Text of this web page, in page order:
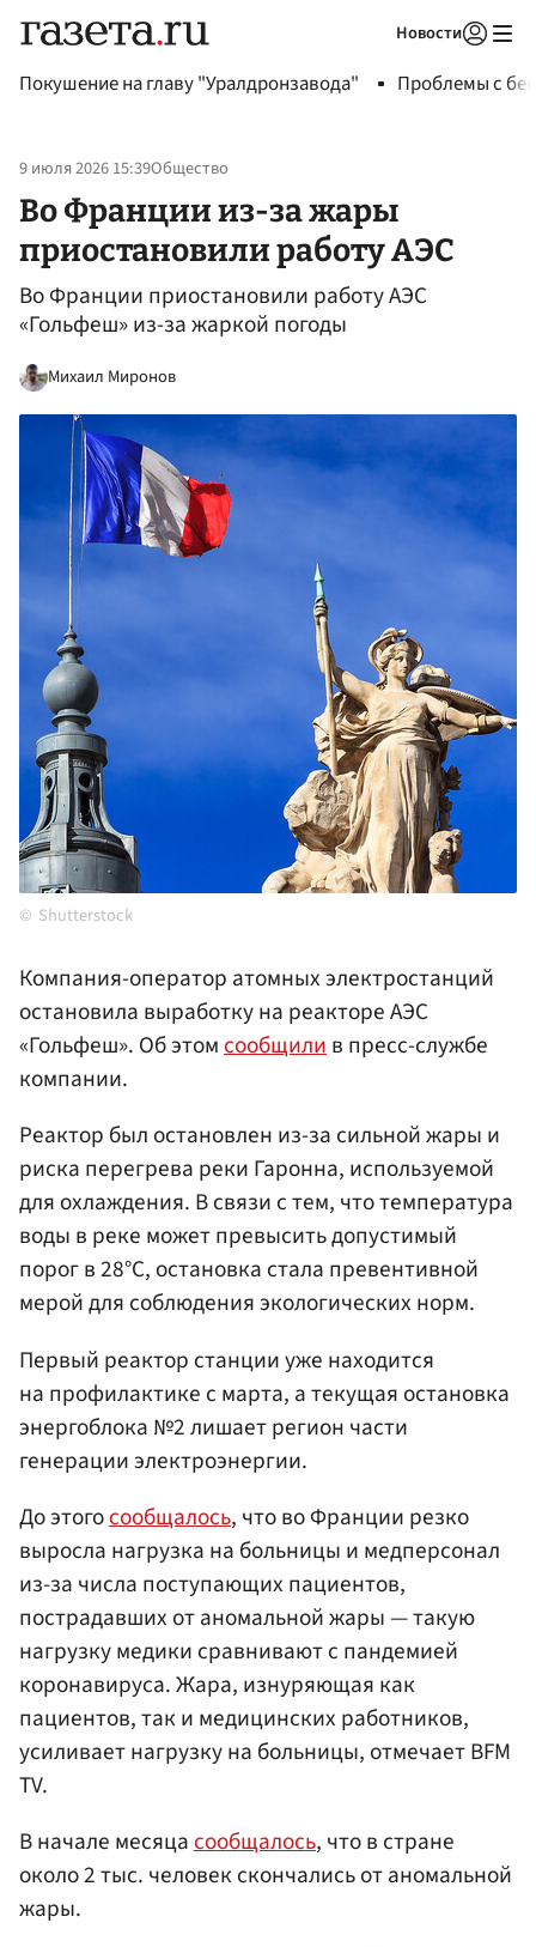
Новости
Покушение на главу "Уралдронзавода" Проблемы с
9 июля 2026 15:39Общество
Во Франции из-за жары
приостановили работу АЭС
Во Франции приостановили работу АЭС
«Гольфеш» из-за жаркой погоды
Михаил Миронов
Shutterstock
Компания-оператор атомных электростанций
остановила выработку на реакторе АЭС
«Гольфеш». Об этомсообщилив пресс-службе
компании.
Реактор был остановлен из-за сильной жары и
риска перегрева реки Гаронна, используемой
для охлаждения. В связи с тем, что температура
воды в реке может превысить допустимый
порог в 28°С, остановка стала превентивной
мерой для соблюдения экологических норм.
Первый реактор станции уже находится
на профилактике с марта, а текущая остановка
энергоблока №2 лишает регион части
генерации электроэнергии.
До этогосообщалось, что во Франции резко
выросла нагрузка на больницы и медперсонал
из-за числа поступающих пациентов,
пострадавших от аномальной жары — такую
нагрузку медики сравнивают с пандемией
коронавируса. Жара, изнуряющая как
пациентов, так и медицинских работников,
усиливает нагрузку на больницы, отмечает BFM
TV.
В начале месяцасообщалось, что в стране
около 2 тыс. человек скончались от аномальной
жары.